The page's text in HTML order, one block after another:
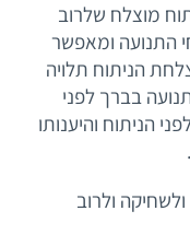
מוצלח שלרוב
התנועה ומאפשר
הניתוח תלויה
בברך לפני
הניתוח והיענותו
ולרוב